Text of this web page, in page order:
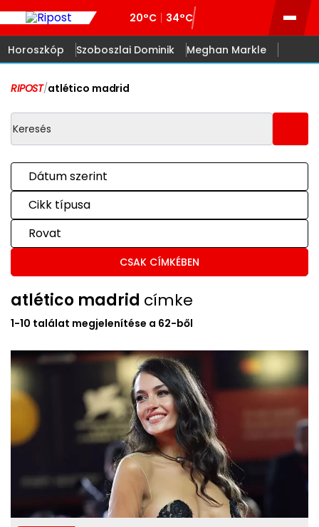
20°C 34°C
Horoszkóp Szoboszlai Dominik Meghan Markle
RIPOST/atlético madrid
Dátum szerint
Cikk típusa
Rovat
CSAK CÍMKÉBEN
atlético madrid címke
1-10 találat megjelenítése a 62-ből